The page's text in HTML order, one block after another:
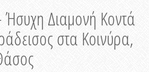
Διαμονή Κοντά
στα Κοινύρα,